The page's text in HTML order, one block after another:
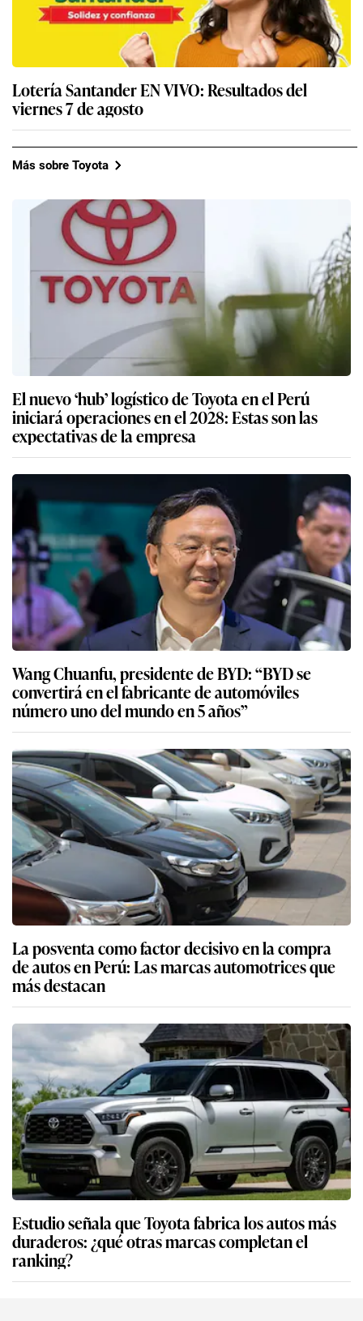
Lotería Santander EN VIVO: Resultados del
viernes 7 de agosto
Más sobre Toyota
El nuevo ‘hub’ logístico de Toyota en el Perú
iniciará operaciones en el 2028: Estas son las
expectativas de la empresa
Wang Chuanfu, presidente de BYD: “BYD se
convertirá en el fabricante de automóviles
número uno del mundo en 5 años”
La posventa como factor decisivo en la compra
de autos en Perú: Las marcas automotrices que
más destacan
Estudio señala que Toyota fabrica los autos más
duraderos: ¿qué otras marcas completan el
ranking?